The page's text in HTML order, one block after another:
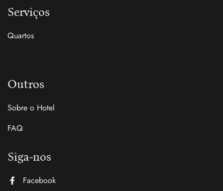
Serviços
Quartos
Outros
Sobre o Hotel
FAQ
Siga-nos
Facebook